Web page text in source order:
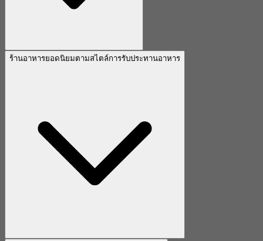
ร้านอาหารยอดนิยมตามสไตล์การรับประทานอาหาร